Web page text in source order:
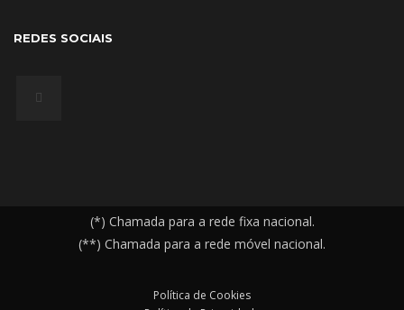
REDES SOCIAIS
(*) Chamada para a rede fixa nacional.
(**) Chamada para a rede móvel nacional.
Política de Cookies